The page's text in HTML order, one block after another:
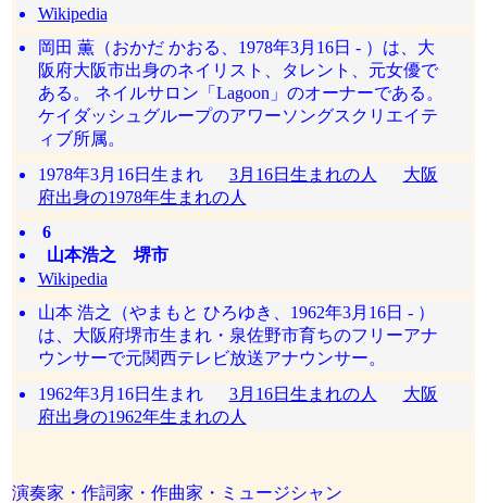
Wikipedia
岡田 薫（おかだ かおる、1978年3月16日 - ）は、大
阪府大阪市出身のネイリスト、タレント、元女優で
ある。 ネイルサロン「Lagoon」のオーナーである。
ケイダッシュグループのアワーソングスクリエイテ
ィブ所属。
1978年3月16日生まれ 3月16日生まれの人
大阪
府出身の1978年生まれの人
6
山本浩之 堺市
Wikipedia
山本 浩之（やまもと ひろゆき、1962年3月16日 - ）
は、大阪府堺市生まれ・泉佐野市育ちのフリーアナ
ウンサーで元関西テレビ放送アナウンサー。
1962年3月16日生まれ 3月16日生まれの人
大阪
府出身の1962年生まれの人
演奏家・作詞家・作曲家・ミュージシャン